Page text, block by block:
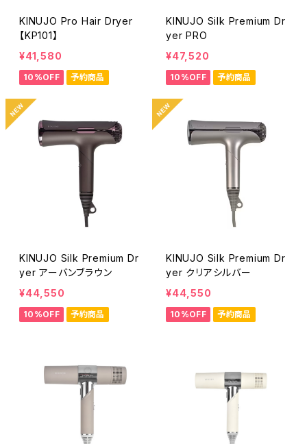
KINUJO Pro Hair Dryer
【KP101】
¥41,580
10%OFF 予約商品
KINUJO Silk Premium Dr
yer PRO
¥47,520
10%OFF 予約商品
KINUJO Silk Premium Dr
yer アーバンブラウン
¥44,550
10%OFF 予約商品
KINUJO Silk Premium Dr
yer クリアシルバー
¥44,550
10%OFF 予約商品